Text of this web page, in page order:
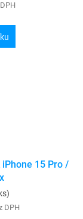
15 Pro /
DPH